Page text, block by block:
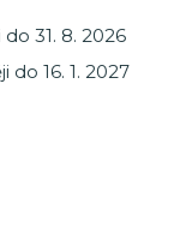
31. 8. 2026
16. 1. 2027